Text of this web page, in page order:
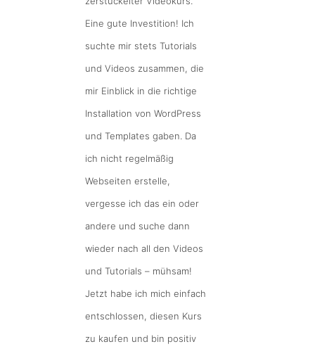
Eine gute Investition! Ich
suchte mir stets Tutorials
und Videos zusammen, die
mir Einblick in die richtige
Installation von WordPress
und Templates gaben. Da
ich nicht regelmäßig
Webseiten erstelle,
vergesse ich das ein oder
andere und suche dann
wieder nach all den Videos
und Tutorials – mühsam!
Jetzt habe ich mich einfach
entschlossen, diesen Kurs
zu kaufen und bin positiv